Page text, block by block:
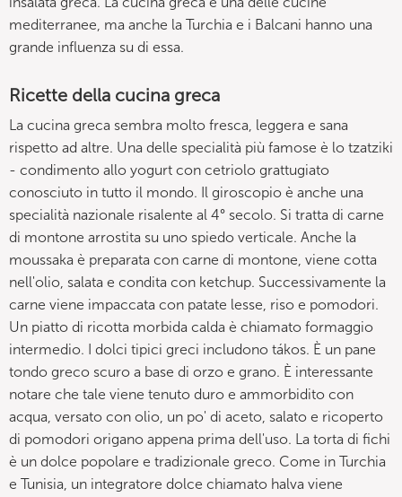
mediterranee, ma anche la Turchia e i Balcani hanno una
grande influenza su di essa.
Ricette della cucina greca
La cucina greca sembra molto fresca, leggera e sana
rispetto ad altre. Una delle specialità più famose è lo tzatziki
- condimento allo yogurt con cetriolo grattugiato
conosciuto in tutto il mondo. Il giroscopio è anche una
specialità nazionale risalente al 4° secolo. Si tratta di carne
di montone arrostita su uno spiedo verticale. Anche la
moussaka è preparata con carne di montone, viene cotta
nell'olio, salata e condita con ketchup. Successivamente la
carne viene impaccata con patate lesse, riso e pomodori.
Un piatto di ricotta morbida calda è chiamato formaggio
intermedio. I dolci tipici greci includono tákos. È un pane
tondo greco scuro a base di orzo e grano. È interessante
notare che tale viene tenuto duro e ammorbidito con
acqua, versato con olio, un po' di aceto, salato e ricoperto
di pomodori origano appena prima dell'uso. La torta di fichi
è un dolce popolare e tradizionale greco. Come in Turchia
e Tunisia, un integratore dolce chiamato halva viene